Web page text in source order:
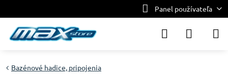
Panel používateľa
Bazénové hadice, pripojenia